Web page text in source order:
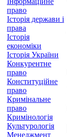
право
Історія держави і
права
Історія
економіки
Історія України
Конкурентне
право
Конституційне
право
Кримінальне
право
Кримінологія
Культурологія
Менеджмент